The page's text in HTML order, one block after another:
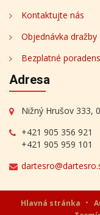
Kontaktujte nás
Objednávka dražby
Bezplatné
Adresa
Nižný Hrušov 333,
+421 905 356 921
+421 905 959 101
Hlavná stránka